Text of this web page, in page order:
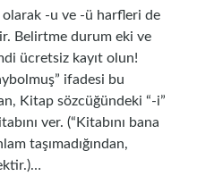
olarak -u ve -ü harfleri de
Belirtme durum eki ve
ücretsiz kayıt olun!
ifadesi bu
Kitap sözcüğündeki “-i”
ver. (“Kitabını bana
taşımadığından,